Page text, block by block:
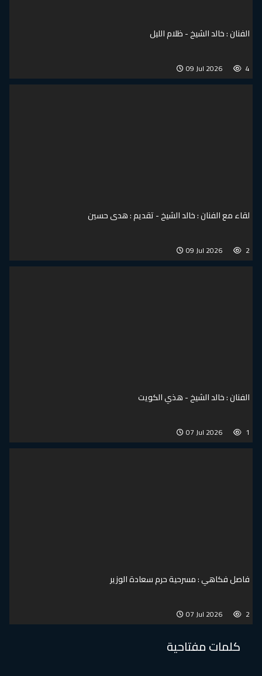
الفنان : خالد الشيخ - ظلام الليل
09 Jul 2026
لقاء مع الفنان : خالد الشيخ - تقديم : هدى حسين
09 Jul 2026
الفنان : خالد الشيخ - هذي الكويت
07 Jul 2026
فاصل فكاهي : مسرحية حرم سعادة الوزير
07 Jul 2026
كلمات مفتاحية